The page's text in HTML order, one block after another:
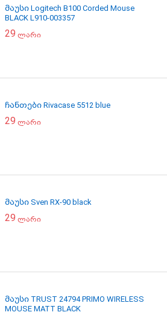
მაუსი Logitech B100 Corded Mouse
BLACK L910-003357
29 ლარი
ჩანთები Rivacase 5512 blue
29 ლარი
მაუსი Sven RX-90 black
29 ლარი
მაუსი TRUST 24794 PRIMO WIRELESS
MOUSE MATT BLACK